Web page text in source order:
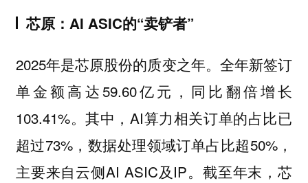
芯原：AI ASIC的“卖铲者”
2025年是芯原股份的质变之年。全年新签订
单金额高达59.60亿元，同比翻倍增长
103.41%。其中，AI算力相关订单的占比已
超过73%，数据处理领域订单占比超50%，
主要来自云侧AI ASIC及IP。截至年末，芯